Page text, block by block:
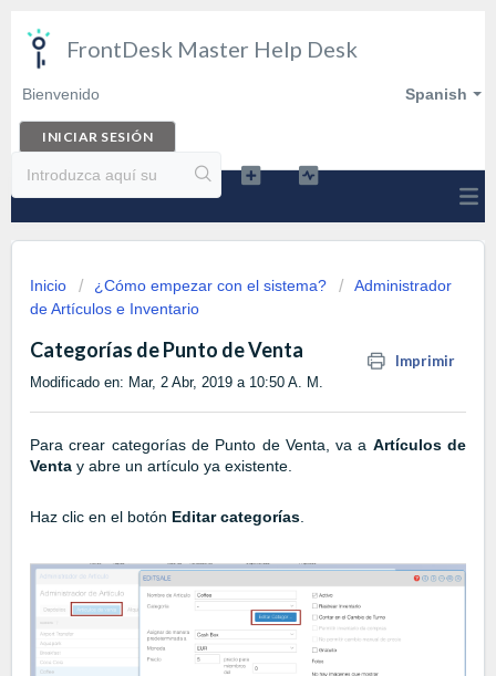
FrontDesk Master Help Desk
Spanish
Bienvenido
INICIAR SESIÓN
Inicio ¿Cómo empezar con el sistema?
Administrador
de Artículos e Inventario
Categorías de Punto de Venta Imprimir
Modificado en: Mar, 2 Abr, 2019 a 10:50 A. M.
Para crear categorías de Punto de Venta, va a Artículosde
Venta y abre un artículo ya existente.
Haz clic en el botón Editar categorías.